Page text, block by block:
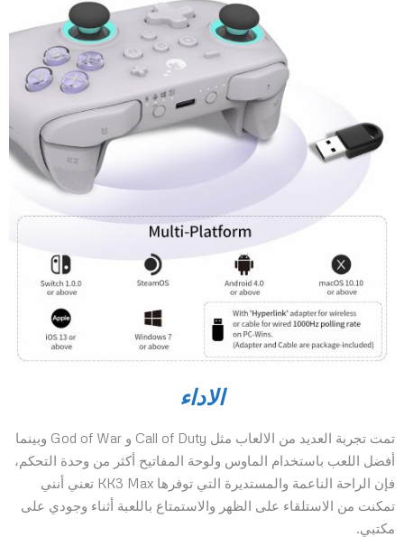
الاداء
تمت تجربة العديد من الالعاب مثل Call of Duty و God of War وبينما
أفضل اللعب باستخدام الماوس ولوحة المفاتيح أكثر من وحدة التحكم،
فإن الراحة الناعمة والمستديرة التي توفرها KK3 Max تعني أنني
تمكنت من الاستلقاء على الظهر والاستمتاع باللعبة أثناء وجودي على
مكتبي.